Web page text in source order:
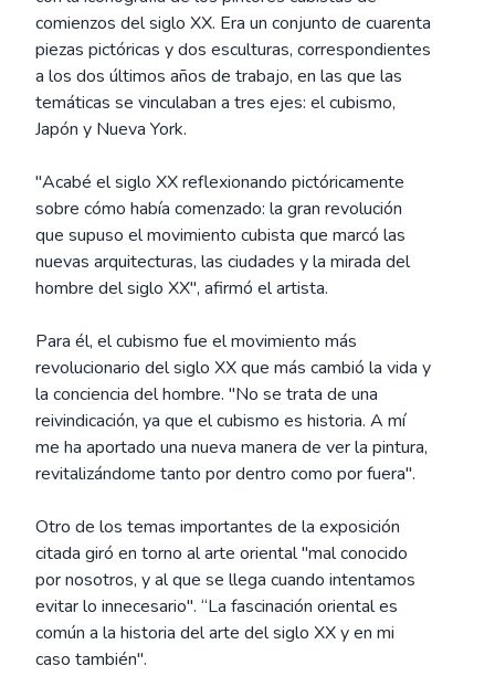
comienzos del siglo XX. Era un conjunto de cuarenta
piezas pictóricas y dos esculturas, correspondientes
a los dos últimos años de trabajo, en las que las
temáticas se vinculaban a tres ejes: el cubismo,
Japón y Nueva York.
"Acabé el siglo XX reflexionando pictóricamente
sobre cómo había comenzado: la gran revolución
que supuso el movimiento cubista que marcó las
nuevas arquitecturas, las ciudades y la mirada del
hombre del siglo XX", afirmó el artista.
Para él, el cubismo fue el movimiento más
revolucionario del siglo XX que más cambió la vida y
la conciencia del hombre. "No se trata de una
reivindicación, ya que el cubismo es historia. A mí
me ha aportado una nueva manera de ver la pintura,
revitalizándome tanto por dentro como por fuera".
Otro de los temas importantes de la exposición
citada giró en torno al arte oriental "mal conocido
por nosotros, y al que se llega cuando intentamos
evitar lo innecesario". “La fascinación oriental es
común a la historia del arte del siglo XX y en mi
caso también".